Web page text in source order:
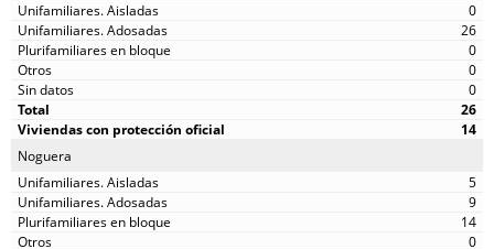
0
26
0
0
0
26
14
Noguera
5
9
14
0